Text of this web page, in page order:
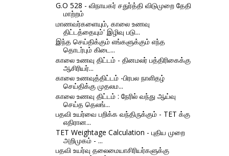
G.O 528 - விநாயகர் சதுர்த்தி விடுமுறை தேதி
மாற்றம்
மாணவர்களையும், காலை உணவு
திட்டத்தையும்' இழிவு படு...
இந்த செய்திக்கும் எங்களுக்கும் எந்த
தொடர்பும் கிடை...
காலை உணவு திட்டம் - தினமலர் பத்திரிகைக்கு
ஆசிரியர்...
காலை உணவுத்திட்டம் -பிரபல நாளிதழ்
செய்திக்கு முதலம...
காலை உணவு திட்டம் : நேரில் வந்து ஆய்வு
செய்த தெலங்...
பதவி உயர்வை பறிக்க வந்திருக்கும் - TET க்கு
எதிரான...
TET Weightage Calculation - புதிய முறை
அறிமுகம் - ...
பதவி உயர்வு தலைமையாசிரியர்களுக்கு